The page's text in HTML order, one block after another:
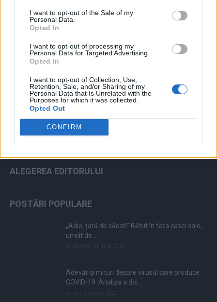
I want to opt-out of the Sale of my
Personal Data.
Opted In
I want to opt-out of processing my
Personal Data for Targeted Advertising.
Opted In
I want to opt-out of Collection, Use,
Retention, Sale, and/or Sharing of my
Personal Data that Is Unrelated with the
Purposes for which it was collected.
Opted Out
CONFIRM
ad
ALEGEREA EDITORULUI
POSTĂRI POPULARE
„Adio, țară de căcat!” Bătut în fața casei sale,
umilit de...
Adevăr și mituri despre virusul care produce
COVID-19. Analiza a doi...